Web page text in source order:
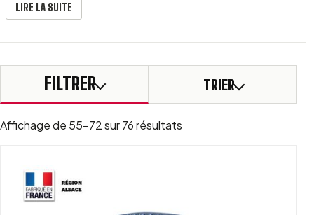
LIRE LA SUITE
FILTRER TRIER
Affichage de 55–72 sur 76 résultats